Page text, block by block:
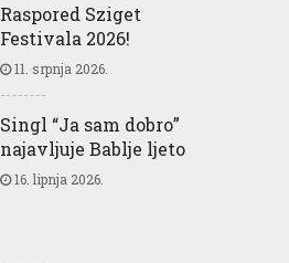
Raspored Sziget
Festivala 2026!
11. srpnja 2026.
Singl “Ja sam dobro”
najavljuje Bablje ljeto
16. lipnja 2026.